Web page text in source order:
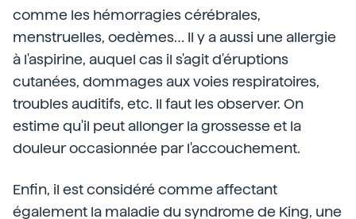
comme les hémorragies cérébrales,
menstruelles, oedèmes… Il y a aussi une allergie
à l'aspirine, auquel cas il s'agit d'éruptions
cutanées, dommages aux voies respiratoires,
troubles auditifs, etc. Il faut les observer. On
estime qu'il peut allonger la grossesse et la
douleur occasionnée par l'accouchement.
Enfin, il est considéré comme affectant
également la maladie du syndrome de King, une